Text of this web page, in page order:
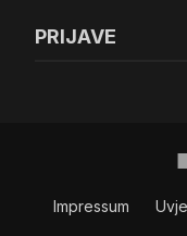
PRIJAVE
Impressum